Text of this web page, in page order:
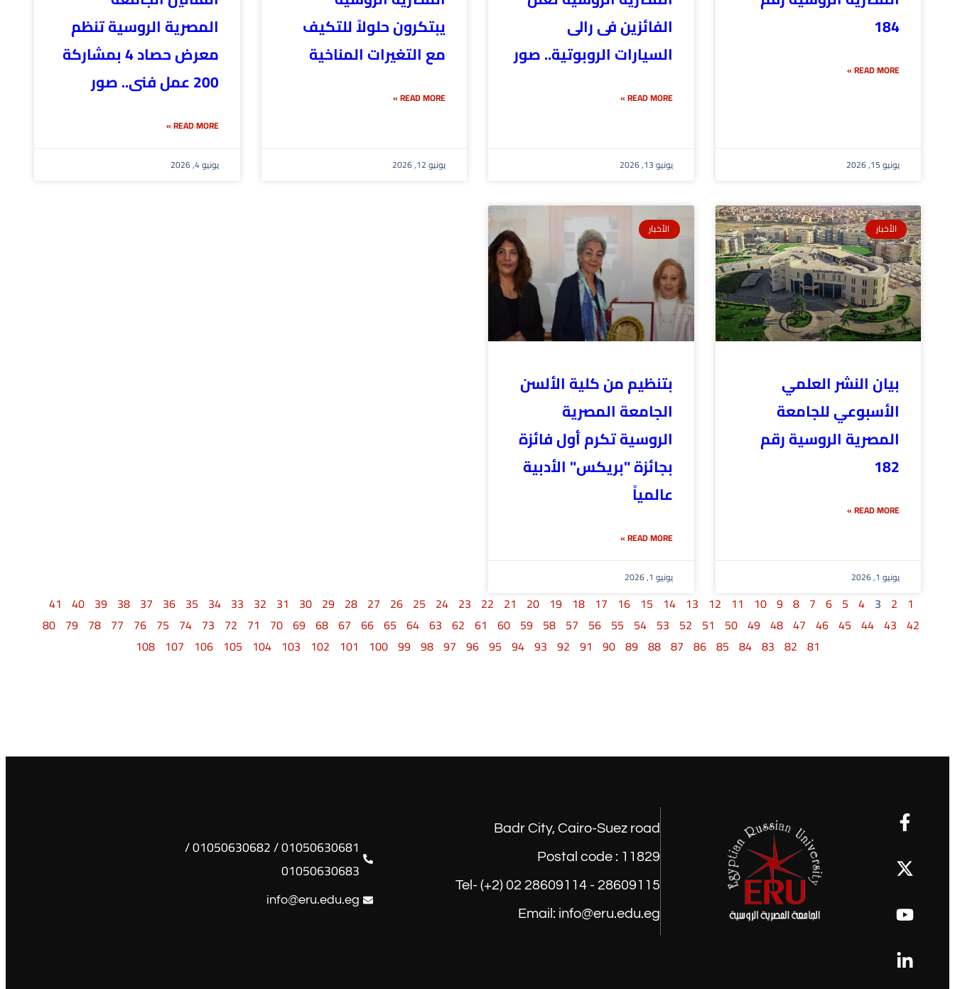
184
READ MORE »
يونيو 15, 2026
الفائزين فى رالى
السيارات الروبوتية.. صور
READ MORE »
يونيو 13, 2026
يبتكرون حلولاً للتكيف
مع التغيرات المناخية
READ MORE »
يونيو 12, 2026
المصرية الروسية تنظم
معرض حصاد 4 بمشاركة
200 عمل فنى.. صور
READ MORE »
يونيو 4, 2026
الأخبار
بيان النشر العلمي
الأسبوعي للجامعة
المصرية الروسية رقم
182
READ MORE »
يونيو 1, 2026
الأخبار
بتنظيم من كلية الألسن
الجامعة المصرية
الروسية تكرم أول فائزة
بجائزة "بريكس" الأدبية
عالمياً
READ MORE »
يونيو 1, 2026
1
2
3
4
5
6
7
8
9
10
11
12
13
14
15
16
17
18
19
20
21
22
23
24
25
26
27
28
29
30
31
32
33
34
35
36
37
38
39
40
41
42
43
44
45
46
47
48
49
50
51
52
53
54
55
56
57
58
59
60
61
62
63
64
65
66
67
68
69
70
71
72
73
74
75
76
77
78
79
80
81
82
83
84
85
86
87
88
89
90
91
92
93
94
95
96
97
98
99
100
101
102
103
104
105
106
107
108
Badr City, Cairo-Suez road
Postal code : 11829
Tel- (+2) 02 28609114 - 28609115
Email: info@eru.edu.eg
01050630681 / 01050630682 /
01050630683
info@eru.edu.eg